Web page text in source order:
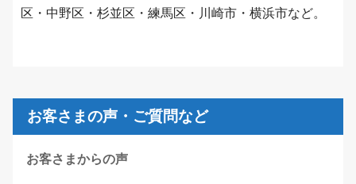
区・中野区・杉並区・練馬区・川崎市・横浜市など。
お客さまの声・ご質問など
お客さまからの声